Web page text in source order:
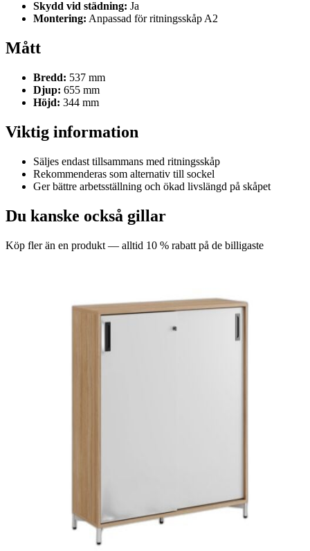
Skydd vid städning: Ja
Montering: Anpassad för ritningsskåp A2
Mått
Bredd: 537 mm
Djup: 655 mm
Höjd: 344 mm
Viktig information
Säljes endast tillsammans med ritningsskåp
Rekommenderas som alternativ till sockel
Ger bättre arbetsställning och ökad livslängd på skåpet
Du kanske också gillar
Köp fler än en produkt — alltid 10 % rabatt på de billigaste